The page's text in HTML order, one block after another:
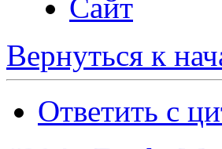
Сайт
Вернуться к
Ответить с